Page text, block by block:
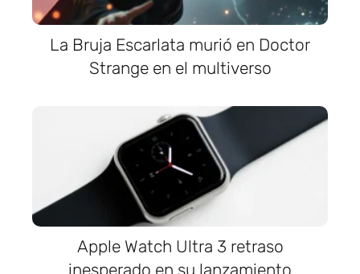
La Bruja Escarlata murió en Doctor
Strange en el multiverso
Apple Watch Ultra 3 retraso
inesperado en su lanzamiento